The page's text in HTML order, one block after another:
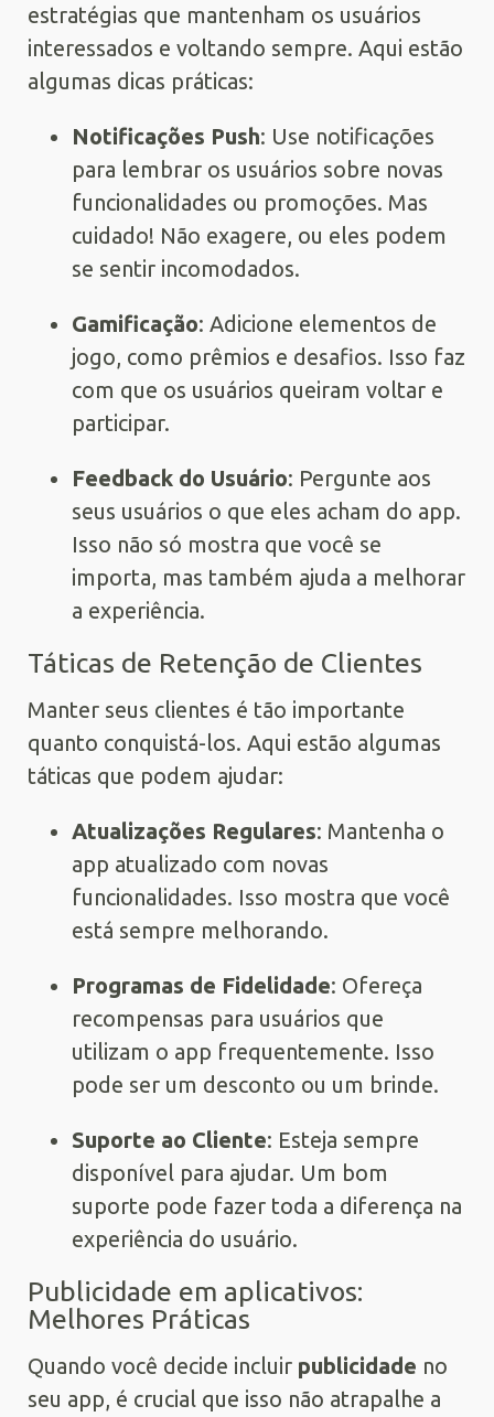
estratégias que mantenham os usuários
interessados e voltando sempre. Aqui estão
algumas dicas práticas:
Notificações Push: Use notificações
para lembrar os usuários sobre novas
funcionalidades ou promoções. Mas
cuidado! Não exagere, ou eles podem
se sentir incomodados.
Gamificação: Adicione elementos de
jogo, como prêmios e desafios. Isso faz
com que os usuários queiram voltar e
participar.
Feedback do Usuário: Pergunte aos
seus usuários o que eles acham do app.
Isso não só mostra que você se
importa, mas também ajuda a melhorar
a experiência.
Táticas de Retenção de Clientes
Manter seus clientes é tão importante
quanto conquistá-los. Aqui estão algumas
táticas que podem ajudar:
Atualizações Regulares: Mantenha o
app atualizado com novas
funcionalidades. Isso mostra que você
está sempre melhorando.
Programas de Fidelidade: Ofereça
recompensas para usuários que
utilizam o app frequentemente. Isso
pode ser um desconto ou um brinde.
Suporte ao Cliente: Esteja sempre
disponível para ajudar. Um bom
suporte pode fazer toda a diferença na
experiência do usuário.
Publicidade em aplicativos:
Melhores Práticas
Quando você decide incluir publicidade no
seu app, é crucial que isso não atrapalhe a